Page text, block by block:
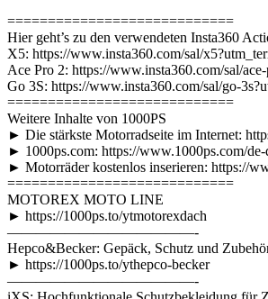
============================
Hier geht’s zu den verwendeten Insta360
X5: https://www.insta360.com/sal/
Ace Pro 2: https://www.insta360.com/sal/
Go 3S: https://www.insta360.com/sal/go-
============================
Weitere Inhalte von 1000PS
► Die stärkste Motorradseite im Internet:
► 1000ps.com: https://www.1000ps.com/de-
► Motorräder kostenlos inserieren: https://
============================
MOTOREX MOTO LINE
► https://1000ps.to/ytmotorexdach
—————————————-
Hepco&Becker: Gepäck, Schutz und
► https://1000ps.to/ythepco-becker
—————————————-